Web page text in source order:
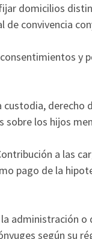
domicilios
de convivencia
y
custodia, derecho
sobre los hijos
a las
pago de la
administración o
según su